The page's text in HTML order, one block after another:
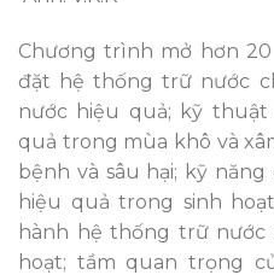
Chương trình mở hơn
đặt hệ thống trữ nước
nước hiệu quả; kỹ
quả trong mùa khô và
bệnh và sâu hại; kỹ
hiệu quả trong sinh
hành hệ thống trữ nước
hoạt; tầm quan trọng